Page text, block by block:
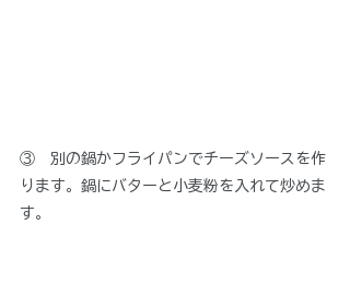
③　別の鍋かフライパンでチーズソースを作
ります。鍋にバターと小麦粉を入れて炒めま
す。